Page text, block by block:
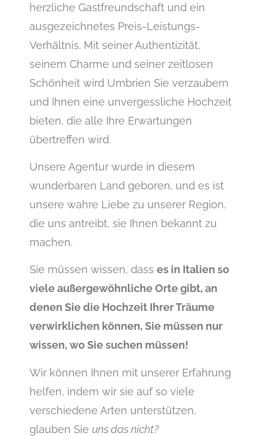
herzliche Gastfreundschaft und ein
ausgezeichnetes Preis-Leistungs-
Verhältnis. Mit seiner Authentizität,
seinem Charme und seiner zeitlosen
Schönheit wird Umbrien Sie verzaubern
und Ihnen eine unvergessliche Hochzeit
bieten, die alle Ihre Erwartungen
übertreffen wird.
Unsere Agentur wurde in diesem
wunderbaren Land geboren, und es ist
unsere wahre Liebe zu unserer Region,
die uns antreibt, sie Ihnen bekannt zu
machen.
Sie müssen wissen, dass es in Italien so
viele außergewöhnliche Orte gibt, an
denen Sie die Hochzeit Ihrer Träume
verwirklichen können, Sie müssen nur
wissen, wo Sie suchen müssen!
Wir können Ihnen mit unserer Erfahrung
helfen, indem wir sie auf so viele
verschiedene Arten unterstützen,
glauben Sie uns das nicht?